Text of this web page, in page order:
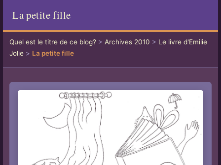
La petite fille
Quel est le titre de ce blog?> Archives 2010 > Le livre d'Emilie
Jolie> La petite fille